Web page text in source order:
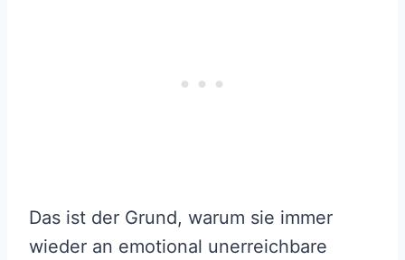
Das ist der Grund, warum sie immer
wieder an emotional unerreichbare